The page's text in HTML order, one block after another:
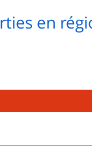
en